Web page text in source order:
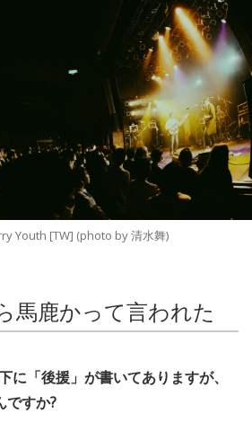
Youth [TW] (photo by 清水舞)
馬鹿かって言われた
「後援」が書いてありますが、
ですか?